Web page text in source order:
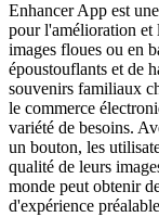
Enhancer App est
pour l'amélioration et
images floues ou en
époustouflants et de
souvenirs familiaux
le commerce
variété de besoins.
un bouton, les
qualité de leurs
monde peut obtenir
d'expérience